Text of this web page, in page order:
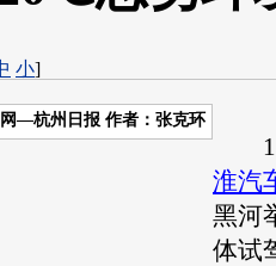
小]
—杭州日报 作者：张克环
12
淮汽
黑河
体试